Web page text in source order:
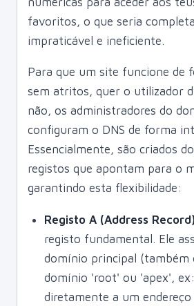
favoritos, o que seria
impraticável e ineficiente.
Para que um site funcione de
sem atritos, quer o utilizador
não, os administradores do
configuram o DNS de forma
Essencialmente, são criados
registos que apontam para o
garantindo esta flexibilidade:
Registo A (Address
registo fundamental. Ele
domínio principal (também
domínio 'root' ou 'apex', ex:
diretamente a um